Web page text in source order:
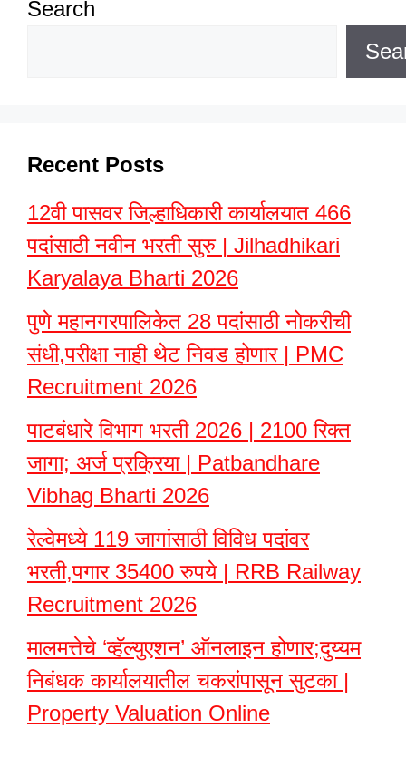
Search
Recent Posts
12वी पासवर जिल्हाधिकारी कार्यालयात 466
पदांसाठी नवीन भरती सुरु | Jilhadhikari
Karyalaya Bharti 2026
पुणे महानगरपालिकेत 28 पदांसाठी नोकरीची
संधी,परीक्षा नाही थेट निवड होणार | PMC
Recruitment 2026
पाटबंधारे विभाग भरती 2026 | 2100 रिक्त
जागा; अर्ज प्रक्रिया | Patbandhare
Vibhag Bharti 2026
रेल्वेमध्ये 119 जागांसाठी विविध पदांवर
भरती,पगार 35400 रुपये | RRB Railway
Recruitment 2026
मालमत्तेचे ‘व्हॅल्युएशन’ ऑनलाइन होणार;दुय्यम
निबंधक कार्यालयातील चकरांपासून सुटका |
Property Valuation Online